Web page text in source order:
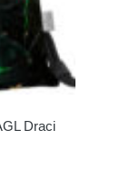
Draci